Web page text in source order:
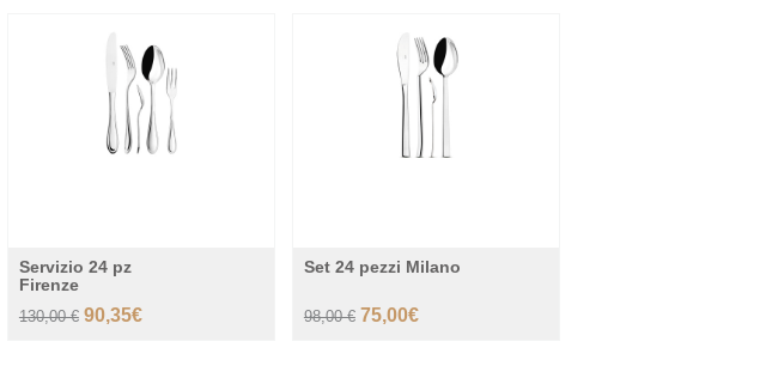
Servizio 24 pz
Firenze
130,00 € 90,35€
Set 24 pezzi Milano
98,00 € 75,00€